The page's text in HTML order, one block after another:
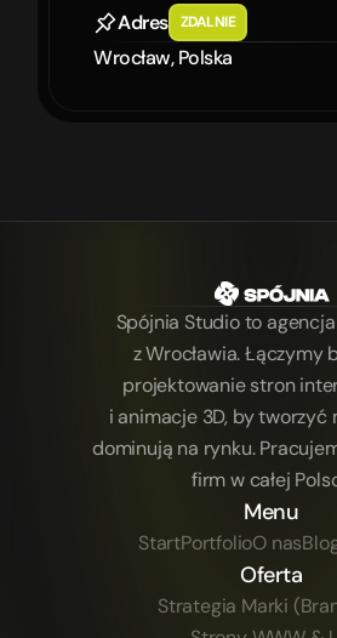
Adres ZDALNIE
Wrocław, Polska
Spójnia Studio to
z Wrocławia. Łączymy
projektowanie stron
i animacje 3D, by tworzyć
dominują na rynku.
firm w całej
Menu
StartPortfolioO nas
Oferta
Strategia Marki